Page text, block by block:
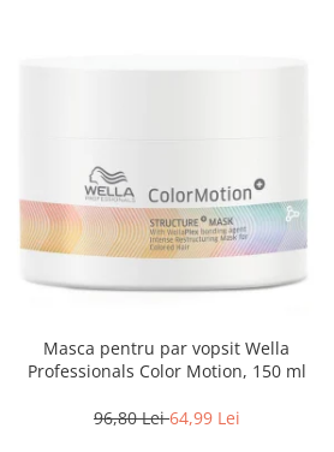
Masca pentru par vopsit Wella
Professionals Color Motion, 150 ml
96,80 Lei64,99 Lei